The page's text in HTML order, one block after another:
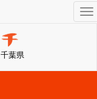
葉県